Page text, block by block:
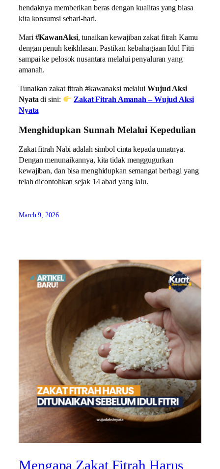
hendaknya memberikan beras dengan kualitas yang biasa
kita konsumsi sehari-hari.
Mari #KawanAksi, tunaikan kewajiban zakat fitrah Kamu
dengan penuh keikhlasan. Pastikan kebahagiaan Idul Fitri
sampai ke pelosok nusantara melalui penyaluran yang
amanah.
Tunaikan zakat fitrah #kawanaksi melalui Wujud Aksi
Nyatadi sini:
Zakat Fitrah Amanah – Wujud Aksi
Nyata
Menghidupkan Sunnah Melalui Kepedulian
Zakat fitrah Nabi adalah simbol cinta kepada umatnya.
Dengan menunaikannya, kita tidak menggugurkan
kewajiban, dan bisa menghidupkan semangat berbagi yang
telah dicontohkan sejak 14 abad yang lalu.
March 9, 2026
Mengapa Zakat Fitrah Harus